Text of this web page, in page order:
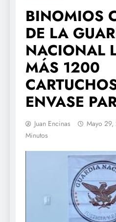
BINOMIOS
DE LA
NACIONAL
MÁS 1200
ENVASE
Juan Encinas Mayo
Minutos